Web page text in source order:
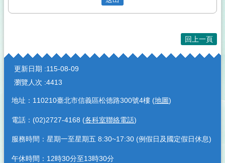
回上一頁
:::
更新日期
115-08-09
瀏覽人次 4413
地址：110210臺北市信義區松德路300號4樓 (地圖)
電話：(02)2727-4168 (各科室聯絡電話)
服務時間：星期一至星期五 8:30~17:30 (例假日及國定假日休息)
午休時間：12時30分至13時30分